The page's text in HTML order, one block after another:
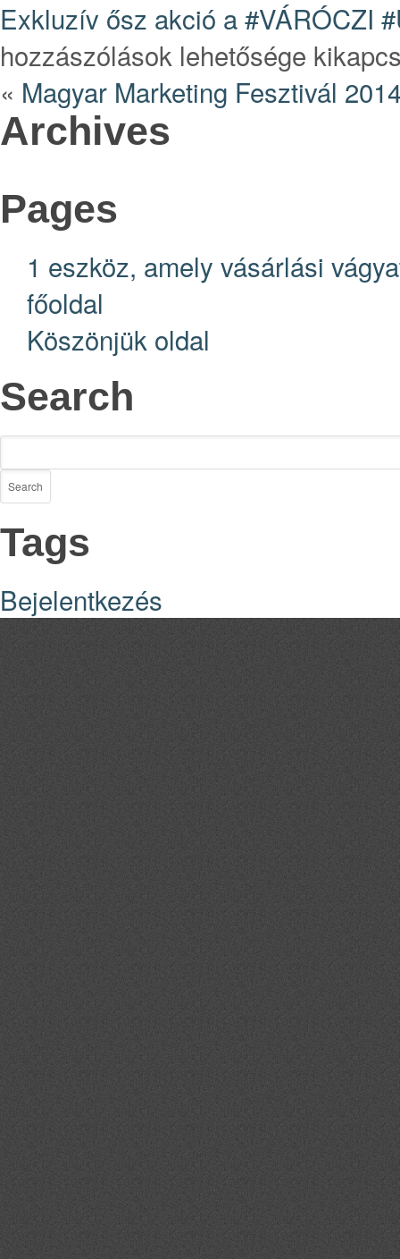
Exkluzív ősz akció a #VÁRÓCZI
hozzászólások lehetősége
« Magyar Marketing Fesztivál
Archives
Pages
1 eszköz, amely vásárlási
főoldal
Köszönjük oldal
Search
Tags
Bejelentkezés